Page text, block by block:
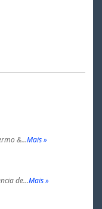
&…Mais »
de…Mais »